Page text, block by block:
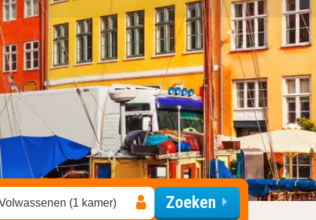
(1 kamer) Zoeken